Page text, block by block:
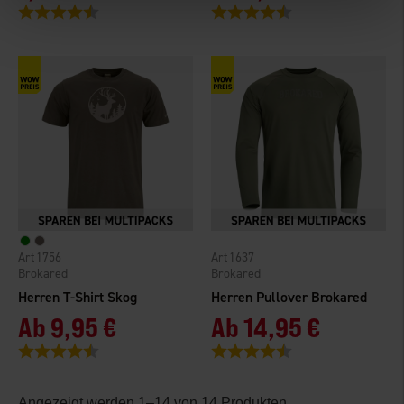
Bewertung: Bewertung:
Herren T-Shirt Skog
Brokared
1756
Ab9,95 €
Bewertung:
Herren Pullover Brokared
Brokared
1637
Ab14,95 €
Bewertung: